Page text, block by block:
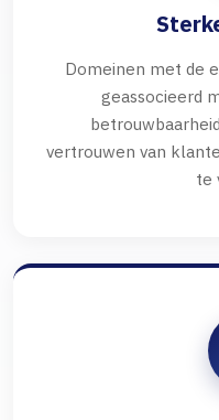
Domeinen met de
geassocieerd
vertrouwen van
te